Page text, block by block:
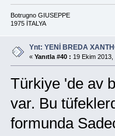
Botrugno GIUSEPPE
1975 İTALYA
Ynt: YENİ BREDA
« Yanıtla #40 : 19 Ekim
Türkiye 'de av
var. Bu
formunda